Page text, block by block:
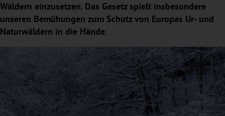
Wäldern einzusetzen. Das Gesetz spielt insbesondere
unseren Bemühungen zum Schutz von Europas Ur- und
Naturwäldern in die Hände.